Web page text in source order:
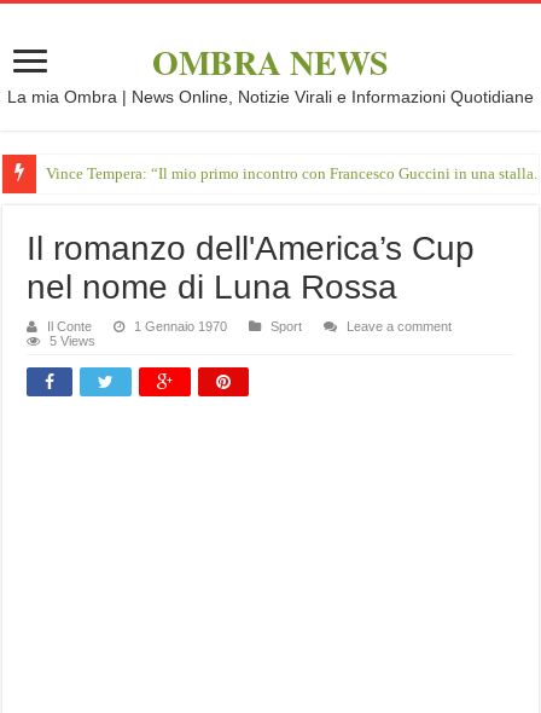
OMBRA NEWS
La mia Ombra | News Online, Notizie Virali e Informazioni Quotidiane
Vince Tempera: “Il mio primo incontro con Francesco Guccini in una
Il romanzo dell'America’s Cup
nel nome di Luna Rossa
Il Conte 1 Gennaio 1970 Sport
Leave a comment
5 Views